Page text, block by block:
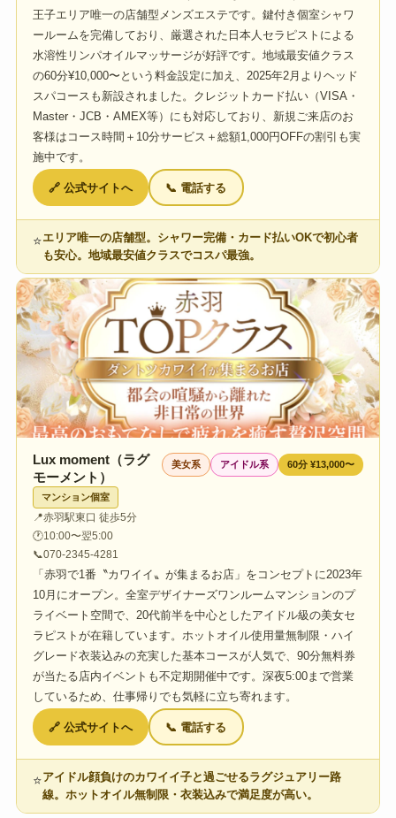
王子エリア唯一の店舗型メンズエステです。鍵付き個室シャワ
ールームを完備しており、厳選された日本人セラピストによる
水溶性リンパオイルマッサージが好評です。地域最安値クラス
の60分¥10,000〜という料金設定に加え、2025年2月よりヘッド
スパコースも新設されました。クレジットカード払い（VISA・
Master・JCB・AMEX等）にも対応しており、新規ご来店のお
客様はコース時間＋10分サービス＋総額1,000円OFFの割引も実
施中です。
🔗 公式サイトへ 📞 電話する
⭐エリア唯一の店舗型。シャワー完備・カード払いOKで初心者
も安心。地域最安値クラスでコスパ最強。
Lux moment（ラグ
モーメント）
美女系 アイドル系 60分 ¥13,000〜
マンション個室
📍赤羽駅東口 徒歩5分
🕐10:00〜翌5:00
📞070-2345-4281
「赤羽で1番〝カワイイ〟が集まるお店」をコンセプトに2023年
10月にオープン。全室デザイナーズワンルームマンションのプ
ライベート空間で、20代前半を中心としたアイドル級の美女セ
ラピストが在籍しています。ホットオイル使用量無制限・ハイ
グレード衣装込みの充実した基本コースが人気で、90分無料券
が当たる店内イベントも不定期開催中です。深夜5:00まで営業
しているため、仕事帰りでも気軽に立ち寄れます。
🔗 公式サイトへ 📞 電話する
⭐アイドル顔負けのカワイイ子と過ごせるラグジュアリー路
線。ホットオイル無制限・衣装込みで満足度が高い。